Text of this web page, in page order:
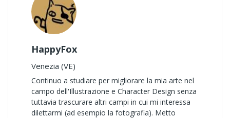
HappyFox
Venezia (VE)
Continuo a studiare per migliorare la mia arte nel
campo dell'Illustrazione e Character Design senza
tuttavia trascurare altri campi in cui mi interessa
dilettarmi (ad esempio la fotografia). Metto